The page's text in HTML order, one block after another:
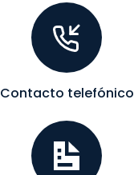
Contacto telefónico